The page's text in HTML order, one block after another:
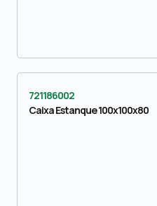
721186002
Caixa Estanque 100x100x80